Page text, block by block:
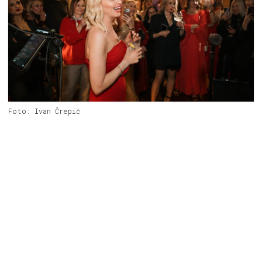
Foto: Ivan Črepić